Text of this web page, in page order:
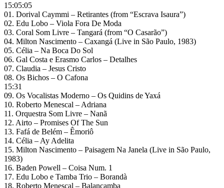
15:05:05
01. Dorival Caymmi – Retirantes (from “Escrava Isaura”)
02. Edu Lobo – Viola Fora De Moda
03. Coral Som Livre – Tangará (from “O Casarão”)
04. Milton Nascimento – Caxangá (Live in São Paulo, 1983)
05. Célia – Na Boca Do Sol
06. Gal Costa e Erasmo Carlos – Detalhes
07. Claudia – Jesus Cristo
08. Os Bichos – O Cafona
15:31
09. Os Vocalistas Moderno – Os Quidins de Yaxá
10. Roberto Menescal – Adriana
11. Orquestra Som Livre – Nanã
12. Airto – Promises Of The Sun
13. Fafá de Belém – Êmoriô
14. Célia – Ay Adelita
15. Milton Nascimento – Paisagem Na Janela (Live in São Paulo,
1983)
16. Baden Powell – Coisa Num. 1
17. Edu Lobo e Tamba Trio – Borandà
18. Roberto Menescal – Balançamba